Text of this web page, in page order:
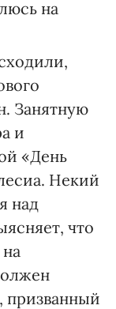
на
Занятную
и
«День
Некий
над
что
на
призванный